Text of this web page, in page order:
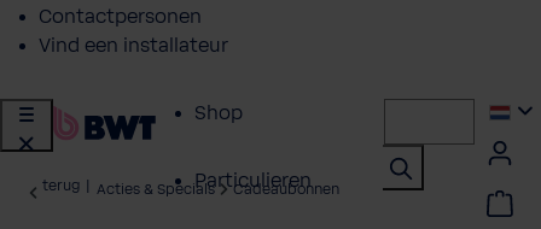
Contactpersonen
Vind een installateur
Shop
Particulieren
terug Acties & Specials Cadeaubonnen